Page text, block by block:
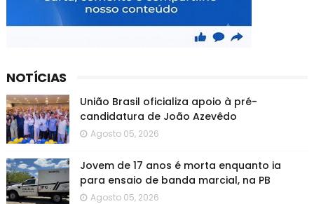
NOTÍCIAS
União Brasil oficializa apoio à pré-
candidatura de João Azevêdo
Agosto 05, 2026
Jovem de 17 anos é morta enquanto ia
para ensaio de banda marcial, na PB
Agosto 05, 2026